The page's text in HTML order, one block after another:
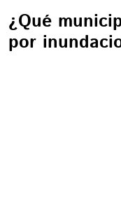
¿Qué
por